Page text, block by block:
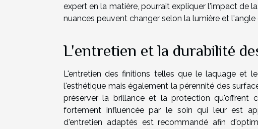
expert en la matière, pourrait expliquer l'impact de
nuances peuvent changer selon la lumière et
L'entretien et la durabilité
L'entretien des finitions telles que le laquage et
l'esthétique mais également la pérennité des
préserver la brillance et la protection qu'offrent
fortement influencée par le soin qui leur est
d'entretien adaptés est recommandé afin